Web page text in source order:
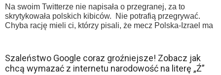
Na swoim Twitterze nie napisała o przegranej, za to
skrytykowała polskich kibiców. Nie potrafią przegrywać.
Chyba rację mieli ci, którzy pisali, że mecz Polska-Izrael ma
Szaleństwo Google coraz groźniejsze! Zobacz jak
chcą wymazać z internetu narodowość na literę „Ź”